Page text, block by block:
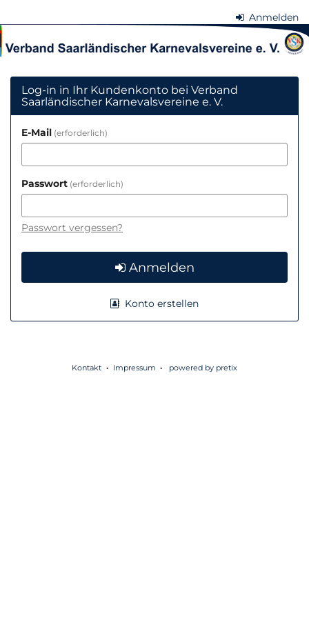
Haupt-
Inhalt
springen
Anmelden
Verband
Saarländischer
Karnevalsvereine
e.
V.
Log-in in Ihr Kundenkonto bei Verband
Saarländischer Karnevalsvereine e. V.
E-Mail erforderlich
Passwort erforderlich
Passwort vergessen?
Anmelden
Konto erstellen
Kontakt Impressum powered by pretix